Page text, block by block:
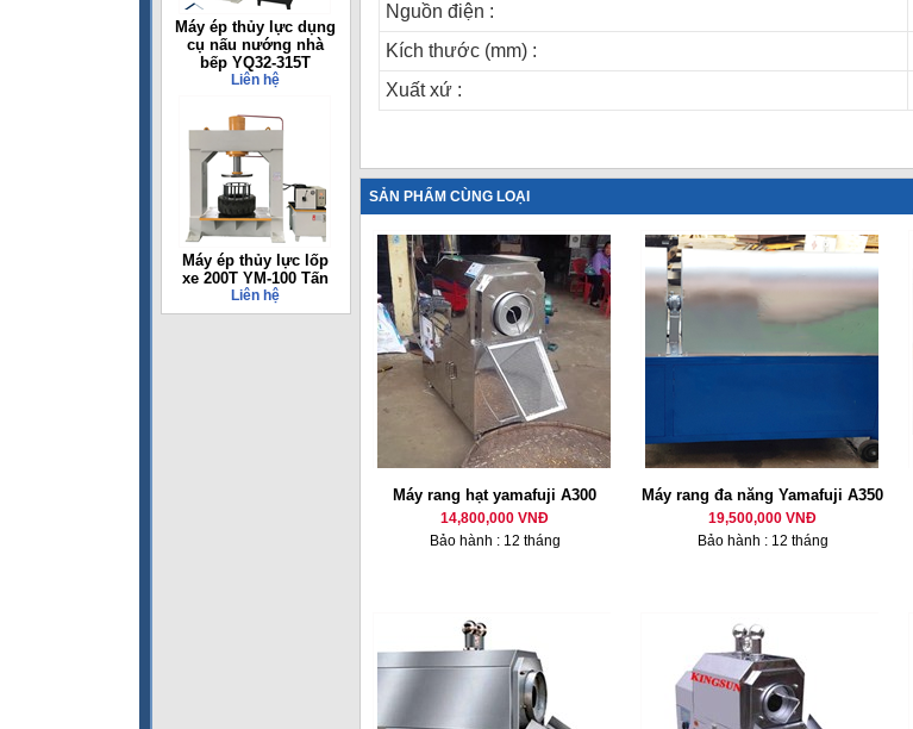
Máy ép thủy lực dụng
cụ nấu nướng nhà
bếp YQ32-315T
Liên hệ
Máy ép thủy lực lốp
xe 200T YM-100 Tấn
Liên hệ
Nguồn điện :
Kích thước (mm) :
Xuất xứ :
SẢN PHẨM CÙNG LOẠI
Máy rang hạt yamafuji A300
14,800,000 VNĐ
Bảo hành : 12 tháng
Máy rang đa năng Yamafuji A350
19,500,000 VNĐ
Bảo hành : 12 tháng